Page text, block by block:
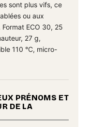
sont plus vifs, ce
ou aux
ECO 30, 25
27 g,
110 °C, micro-
PRÉNOMS ET
DE LA